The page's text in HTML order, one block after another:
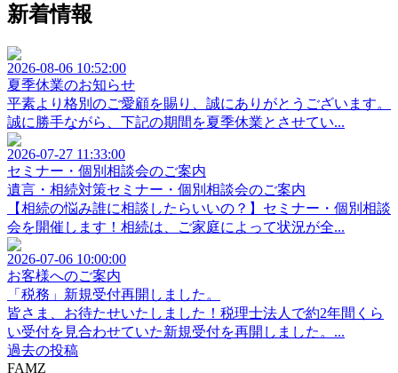
新着情報
2026-08-06 10:52:00
夏季休業のお知らせ
平素より格別のご愛顧を賜り、誠にありがとうございます。
誠に勝手ながら、下記の期間を夏季休業とさせてい...
2026-07-27 11:33:00
セミナー・個別相談会のご案内
遺言・相続対策セミナー・個別相談会のご案内
【相続の悩み誰に相談したらいいの？】セミナー・個別相談
会を開催します！相続は、ご家庭によって状況が全...
2026-07-06 10:00:00
お客様へのご案内
「税務」新規受付再開しました。
皆さま、お待たせいたしました！税理士法人で約2年間くら
い受付を見合わせていた新規受付を再開しました。...
過去の投稿
FAMZ